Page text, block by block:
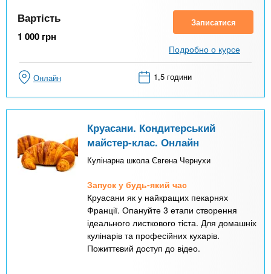
Вартість
1 000 грн
Записатися
Подробно о курсе
Онлайн 1,5 години
Круасани. Кондитерський
майстер-клас. Онлайн
Кулінарна школа Євгена Чернухи
Запуск у будь-який час
Круасани як у найкращих пекарнях
Франції. Опануйте 3 етапи створення
ідеального листкового тіста. Для домашніх
кулінарів та професійних кухарів.
Пожиттєвий доступ до відео.